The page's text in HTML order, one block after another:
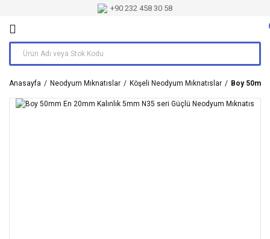
+90 232 458 30 58
Anasayfa Neodyum Mıknatıslar Köşeli Neodyum Mıknatıslar Boy 50mm